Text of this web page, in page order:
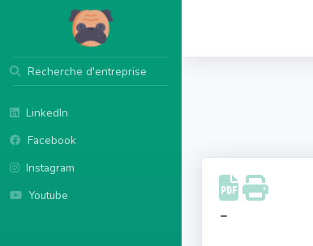
Recherche d'entreprise
LinkedIn
Facebook
Instagram
Youtube
-